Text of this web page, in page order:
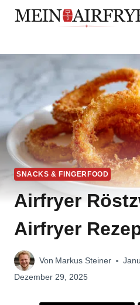
Zum
Inhalt
SNACKS & FINGERFOOD
Airfryer
Airfryer
Von Markus Steiner
Dezember 29, 2025